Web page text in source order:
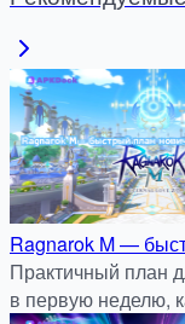
Ragnarok M —
Практичный план
в первую неделю,